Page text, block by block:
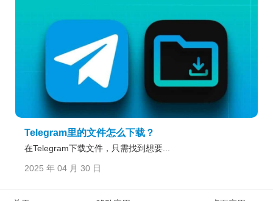
Telegram里的文件怎么下载？
在Telegram下载文件，只需找到想要...
2025 年 04 月 30 日